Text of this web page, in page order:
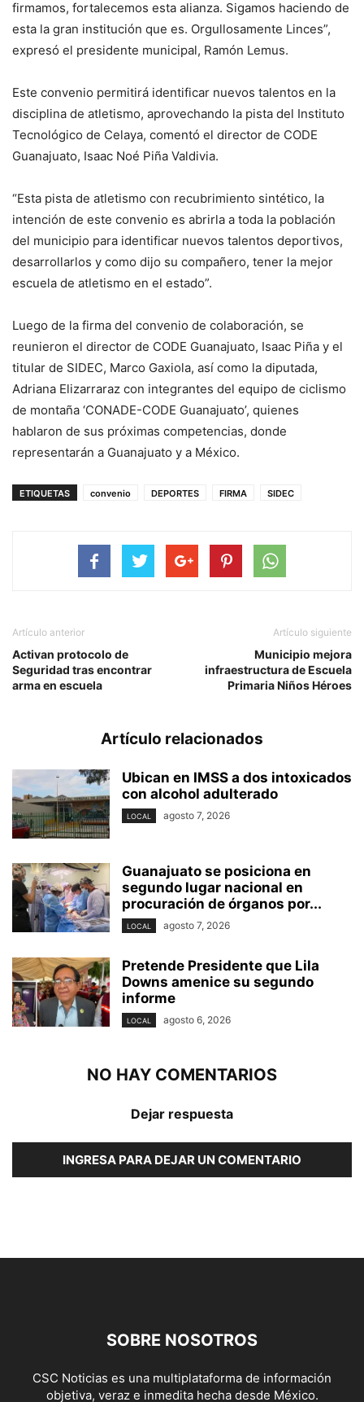
firmamos, fortalecemos esta alianza. Sigamos haciendo de
esta la gran institución que es. Orgullosamente Linces”,
expresó el presidente municipal, Ramón Lemus.
Este convenio permitirá identificar nuevos talentos en la
disciplina de atletismo, aprovechando la pista del Instituto
Tecnológico de Celaya, comentó el director de CODE
Guanajuato, Isaac Noé Piña Valdivia.
“Esta pista de atletismo con recubrimiento sintético, la
intención de este convenio es abrirla a toda la población
del municipio para identificar nuevos talentos deportivos,
desarrollarlos y como dijo su compañero, tener la mejor
escuela de atletismo en el estado”.
Luego de la firma del convenio de colaboración, se
reunieron el director de CODE Guanajuato, Isaac Piña y el
titular de SIDEC, Marco Gaxiola, así como la diputada,
Adriana Elizarraraz con integrantes del equipo de ciclismo
de montaña ‘CONADE-CODE Guanajuato’, quienes
hablaron de sus próximas competencias, donde
representarán a Guanajuato y a México.
ETIQUETAS convenio DEPORTES FIRMA SIDEC
Artículo anterior
Activan protocolo de
Seguridad tras encontrar
arma en escuela
Artículo siguiente
Municipio mejora
infraestructura de Escuela
Primaria Niños Héroes
Artículo relacionados
Ubican en IMSS a dos intoxicados
con alcohol adulterado
LOCAL agosto 7, 2026
Guanajuato se posiciona en
segundo lugar nacional en
procuración de órganos por...
LOCAL agosto 7, 2026
Pretende Presidente que Lila
Downs amenice su segundo
informe
LOCAL agosto 6, 2026
NO HAY COMENTARIOS
Dejar respuesta
INGRESA PARA DEJAR UN COMENTARIO
SOBRE NOSOTROS
CSC Noticias es una multiplataforma de información
objetiva, veraz e inmedita hecha desde México.